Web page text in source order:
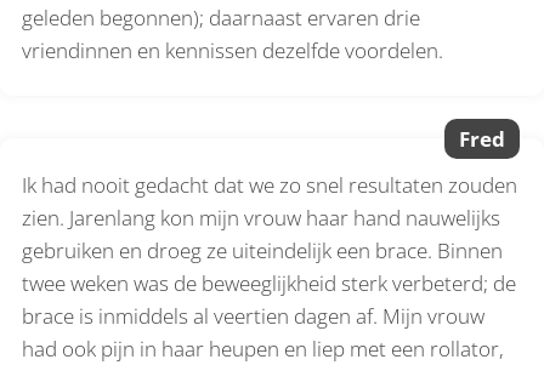
geleden begonnen); daarnaast ervaren drie
vriendinnen en kennissen dezelfde voordelen.
Fred
Ik had nooit gedacht dat we zo snel resultaten zouden
zien. Jarenlang kon mijn vrouw haar hand nauwelijks
gebruiken en droeg ze uiteindelijk een brace. Binnen
twee weken was de beweeglijkheid sterk verbeterd; de
brace is inmiddels al veertien dagen af. Mijn vrouw
had ook pijn in haar heupen en liep met een rollator,